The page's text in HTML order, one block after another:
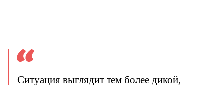
Ситуация выглядит тем более дикой,